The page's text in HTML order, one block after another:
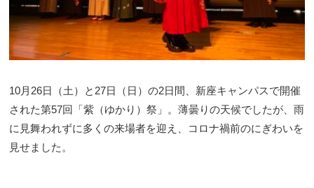
10月26日（土）と27日（日）の2日間、新座キャンパスで開催
された第57回「紫（ゆかり）祭」。薄曇りの天候でしたが、雨
に見舞われずに多くの来場者を迎え、コロナ禍前のにぎわいを
見せました。